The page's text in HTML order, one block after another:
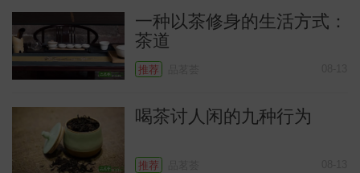
一种以茶修身的生活方式：
茶道
推荐
喝茶讨人闲的九种行为
推荐